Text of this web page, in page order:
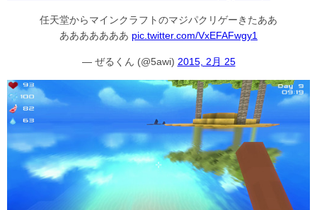
任天堂からマインクラフトのマジパクリゲーきたああ
あああああああ pic.twitter.com/VxEFAFwgy1
— ぜるくん (@5awi) 2015, 2月 25